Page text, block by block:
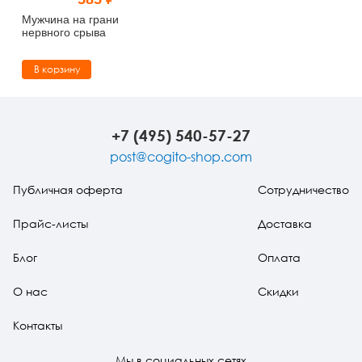
Тревожные расстройства, панические атаки
Психодрама
Психология труда и эргономика
Социальная и организационная психология
Мужчина на грани
нервного срыва
В корзину
+7 (495) 540-57-27
post@cogito-shop.com
Публичная оферта
Прайс-листы
Блог
О нас
Контакты
Сотрудничество
Доставка
Оплата
Скидки